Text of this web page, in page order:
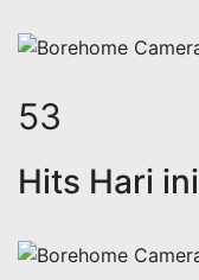
64
Hits Hari ini